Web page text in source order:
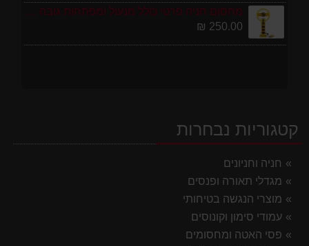
מחסום חניה פרטי כולל מנעול ומפתחות גובה 70 ס"מ
250.00 ₪
קטגוריות נבחרות
חניה וחניונים
מגדלי תאורה ופנסים
מוצרי הנגשה בטיחותי
עמודי סימון וקונוסים
פסי האטה ומחסומים